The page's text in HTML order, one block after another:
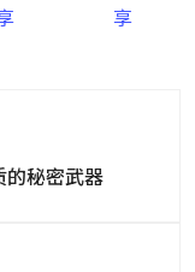
的秘密武器